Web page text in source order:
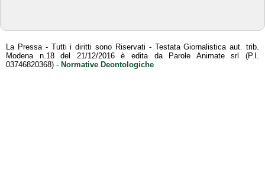
La Pressa - Tutti i diritti sono Riservati - Testata Giornalistica aut. trib.
Modena n.18 del 21/12/2016 è edita da Parole Animate srl (P.I.
03746820368) - Normative Deontologiche